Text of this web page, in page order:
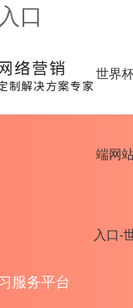
口
世界
端网
入口-
服务平台